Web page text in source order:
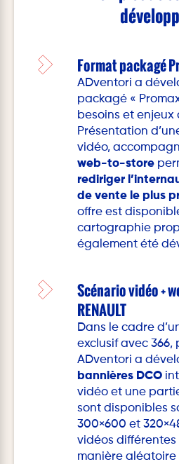
Format packagé
ADventori a
packagé «
besoins et enjeux
Présentation
vidéo,
web-to-store
rediriger
de vente le plus
offre est
cartographie
également été
Scénario vidéo +
RENAULT
Dans le cadre
exclusif avec 366,
ADventori a
bannières DCO
vidéo et une
sont disponibles
300×600 et
vidéos
manière aléatoire